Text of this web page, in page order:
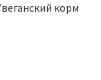
корм